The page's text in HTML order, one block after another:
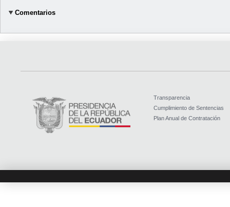
Comentarios
Transparencia
Cumplimiento de Sentencias
Plan Anual de Contratación